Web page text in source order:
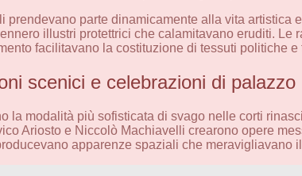
prendevano parte dinamicamente alla vita artistica
illustri protettrici che calamitavano eruditi.
facilitavano la costituzione di tessuti politiche
scenici e celebrazioni di palazzo
la modalità più sofisticata di svago nelle corti
Ariosto e Niccolò Machiavelli crearono opere
apparenze spaziali che meravigliavano